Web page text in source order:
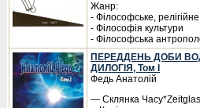
Жанр:
- Філософське, релігійне
- Філософія культури
- Філософська
ПЕРЕДДЕНЬ ДОБИ
ДИЛОГІЯ, Том I
Федь Анатолій
— Склянка